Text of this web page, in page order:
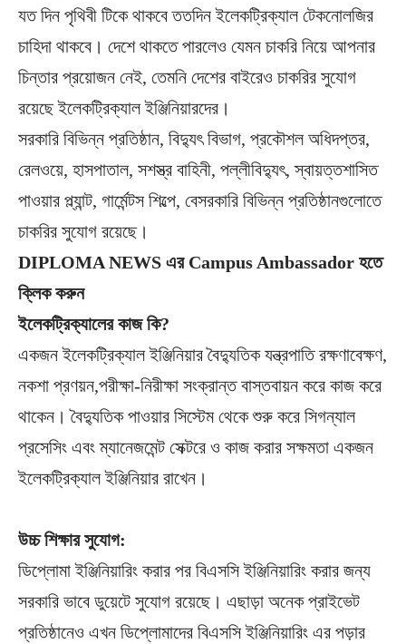
যত দিন পৃথিবী টিকে থাকবে ততদিন ইলেকট্রিক্যাল টেকনোলজির
চাহিদা থাকবে। দেশে থাকতে পারলেও যেমন চাকরি নিয়ে আপনার
চিন্তার প্রয়োজন নেই, তেমনি দেশের বাইরেও চাকরির সুযোগ
রয়েছে ইলেকট্রিক্যাল ইঞ্জিনিয়ারদের।
সরকারি বিভিন্ন প্রতিষ্ঠান, বিদ্যুৎ বিভাগ, প্রকৌশল অধিদপ্তর,
রেলওয়ে, হাসপাতাল, সশস্ত্র বাহিনী, পল্লীবিদ্যুৎ, স্বায়ত্তশাসিত
পাওয়ার প্ল্যান্ট, গার্মেন্টস শিল্পে, বেসরকারি বিভিন্ন প্রতিষ্ঠানগুলোতে
চাকরির সুযোগ রয়েছে।
DIPLOMA NEWS এর Campus Ambassador হতে
ক্লিক করুন
ইলেকট্রিক্যালের কাজ কি?
একজন ইলেকট্রিক্যাল ইঞ্জিনিয়ার বৈদ্যুতিক যন্ত্রপাতি রক্ষণাবেক্ষণ,
নকশা প্রণয়ন,পরীক্ষা-নিরীক্ষা সংক্রান্ত বাস্তবায়ন করে কাজ করে
থাকেন। বৈদ্যুতিক পাওয়ার সিস্টেম থেকে শুরু করে সিগন্যাল
প্রসেসিং এবং ম্যানেজমেন্ট সেক্টরে ও কাজ করার সক্ষমতা একজন
ইলেকট্রিক্যাল ইঞ্জিনিয়ার রাখেন।
উচ্চ শিক্ষার সুযোগ:
ডিপ্লোমা ইঞ্জিনিয়ারিং করার পর বিএসসি ইঞ্জিনিয়ারিং করার জন্য
সরকারি ভাবে ডুয়েটে সুযোগ রয়েছে। এছাড়া অনেক প্রাইভেট
প্রতিষ্ঠানেও এখন ডিপ্লোমাদের বিএসসি ইঞ্জিনিয়ারিং এর পড়ার